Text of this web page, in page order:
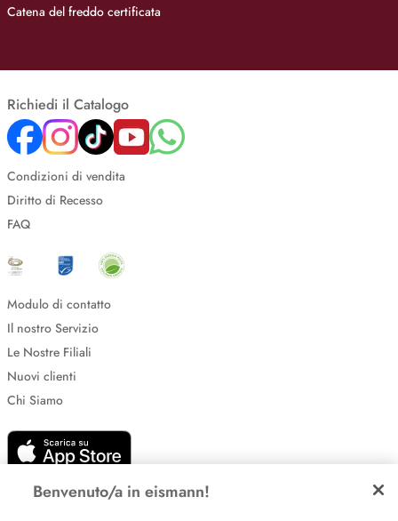
Catena del freddo certificata
Richiedi il Catalogo
Condizioni di vendita
Diritto di Recesso
FAQ
Modulo di contatto
Il nostro Servizio
Le Nostre Filiali
Nuovi clienti
Chi Siamo
Benvenuto/a in eismann!